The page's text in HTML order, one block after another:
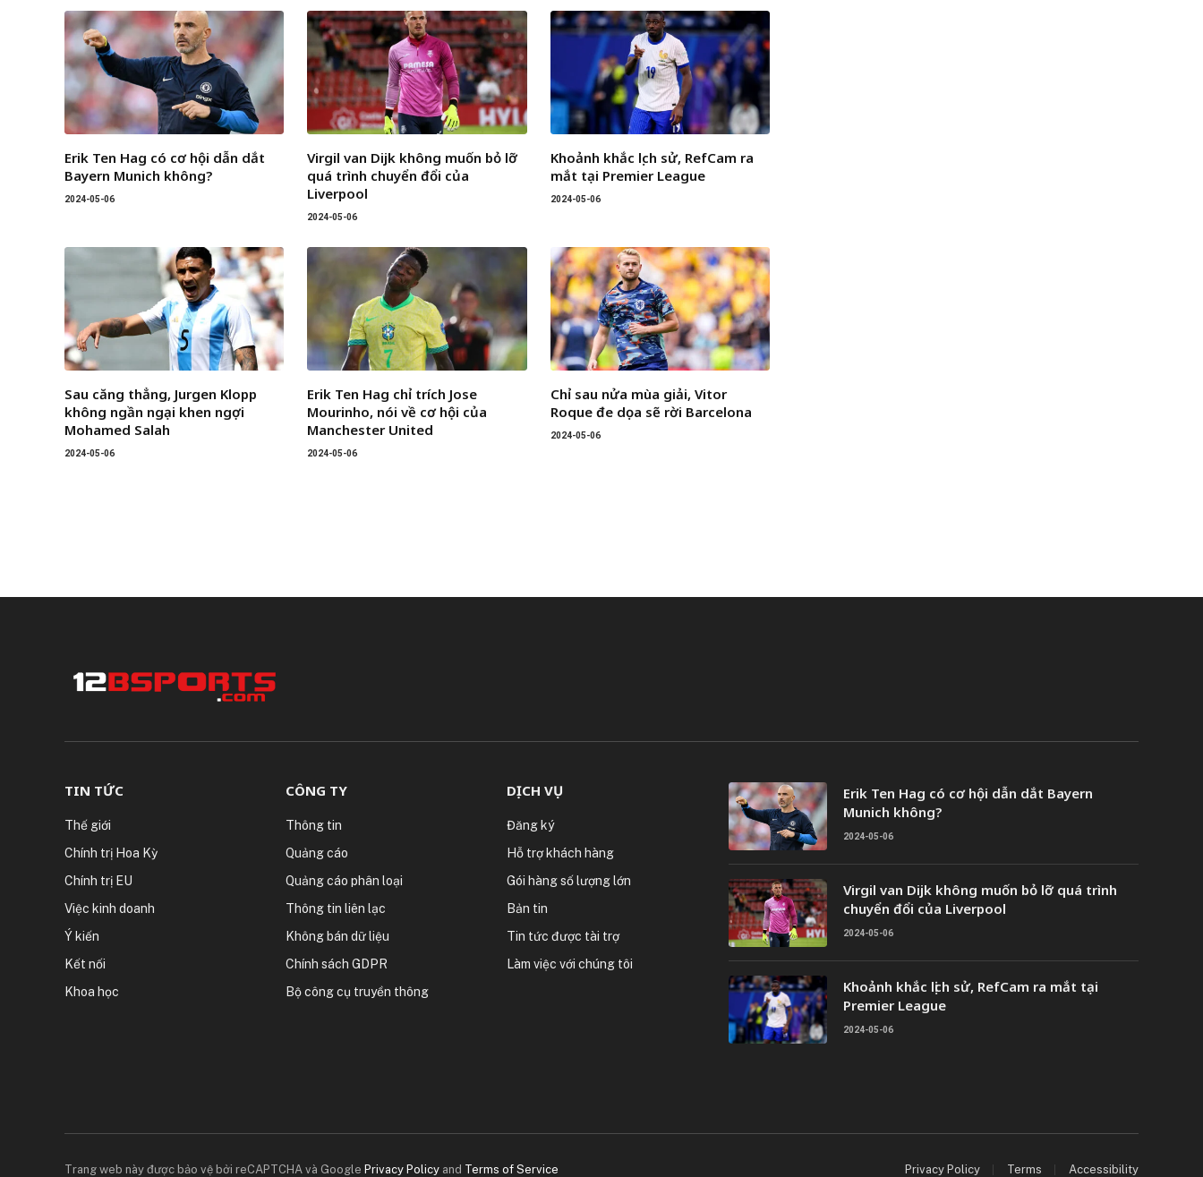
Erik Ten Hag có cơ hội dẫn dắt
Bayern Munich không?
2024-05-06
Virgil van Dijk không muốn bỏ lỡ
quá trình chuyển đổi của
Liverpool
2024-05-06
Khoảnh khắc lịch sử, RefCam ra
mắt tại Premier League
2024-05-06
Sau căng thẳng, Jurgen Klopp
không ngần ngại khen ngợi
Mohamed Salah
2024-05-06
Erik Ten Hag chỉ trích Jose
Mourinho, nói về cơ hội của
Manchester United
2024-05-06
Chỉ sau nửa mùa giải, Vitor
Roque đe dọa sẽ rời Barcelona
2024-05-06
TIN TỨC
Thế giới
Chính trị Hoa Kỳ
Chính trị EU
Việc kinh doanh
Ý kiến
Kết nối
Khoa học
CÔNG TY
Thông tin
Quảng cáo
Quảng cáo phân loại
Thông tin liên lạc
Không bán dữ liệu
Chính sách GDPR
Bộ công cụ truyền thông
DỊCH VỤ
Đăng ký
Hỗ trợ khách hàng
Gói hàng số lượng lớn
Bản tin
Tin tức được tài trợ
Làm việc với chúng tôi
Erik Ten Hag có cơ hội dẫn dắt Bayern
Munich không?
2024-05-06
Virgil van Dijk không muốn bỏ lỡ quá trình
chuyển đổi của Liverpool
2024-05-06
Khoảnh khắc lịch sử, RefCam ra mắt tại
Premier League
2024-05-06
Trang web này được bảo vệ bởi reCAPTCHA và Google Privacy Policy and Terms of Service Privacy Policy Terms Accessibility